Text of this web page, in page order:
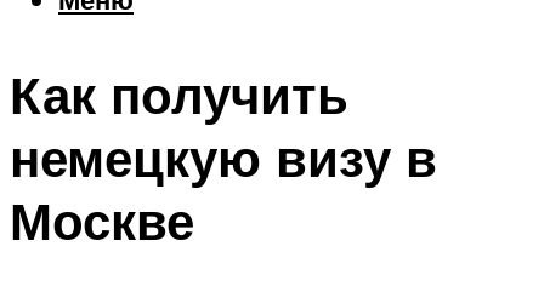
Шоппинг
Что посетить
Меню
Как получить
немецкую визу в
Москве